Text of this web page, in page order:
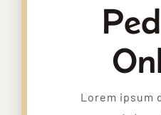
Lorem ipsum